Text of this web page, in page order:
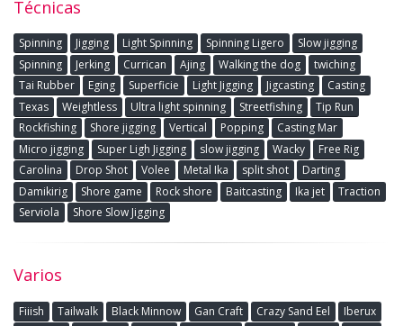
Técnicas
Spinning Jigging Light Spinning Spinning Ligero
Slow jigging
Spinning
Jerking Currican Ajing Walking the dog
twiching
Tai Rubber
Eging Superficie Light Jigging Jigcasting
Casting
Texas
Weightless Ultra light spinning Streetfishing
Tip Run
Rockfishing
Shore jigging Vertical Popping
Casting Mar
Micro jigging
Super Ligh Jigging slow jigging Wacky
Free Rig
Carolina
Drop Shot Volee Metal Ika split shot
Darting
Damikirig
Shore game Rock shore Baitcasting Ika jet
Traction
Serviola
Shore Slow Jigging
Varios
Fiiish Tailwalk Black Minnow Gan Craft Crazy Sand Eel
Iberux